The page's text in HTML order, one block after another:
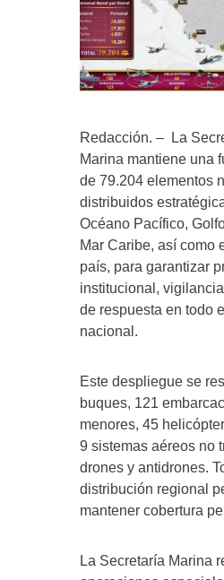
Redacción. – La
Marina mantiene una
de 79.204 elementos
distribuidos
Océano Pacífico,
Mar Caribe, así como
país, para garantizar
institucional,
de respuesta en todo
nacional.
Este despliegue se
buques, 121
menores, 45
9 sistemas aéreos no
drones y antidrones.
distribución regional
mantener cobertura
La Secretaría Marina